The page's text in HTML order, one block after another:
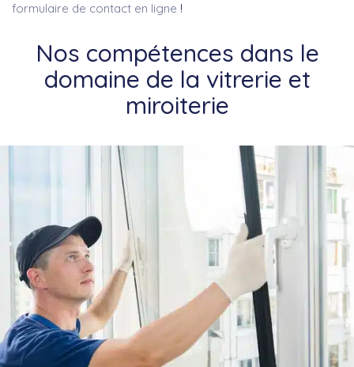
formulaire de contact en ligne !
Nos compétences dans le
domaine de la vitrerie et
miroiterie